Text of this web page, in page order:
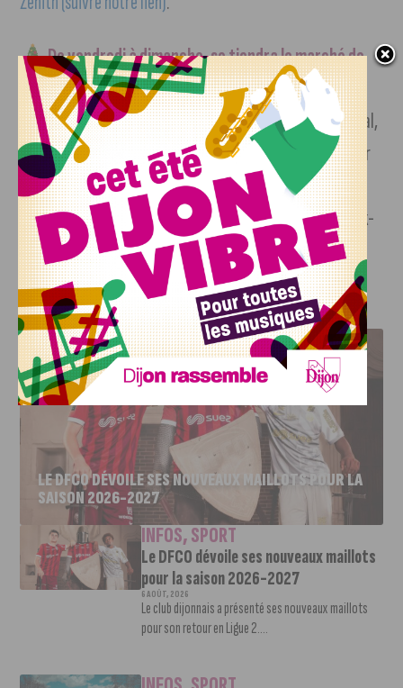
De vendredi à dimanche, se tiendra le marché de
Noël des métiers d’art,au Cellier de Clairvaux à Dijon.
L’occasion de découvrir le talent et le savoir-faire artisanal,
mis à l’honneur dans un lieu emblématique et de compléter
vos achats de Noël. L’expo-vente a lieu de 14 heures à 19
heures vendredi puis de 10 heures à 19 heures tout le week-
end.
J'AIME LE DFCO
LE DFCO DÉVOILE SES NOUVEAUX MAILLOTS POUR LA
SAISON 2026-2027
INFOS,SPORT
Le DFCO dévoile ses nouveaux maillots
pour la saison 2026-2027
6 AOÛT, 2026
Le club dijonnais a présenté ses nouveaux maillots
pour son retour en Ligue 2....